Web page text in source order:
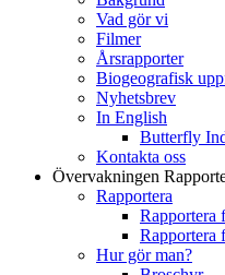
Vad gör vi
Filmer
Årsrapporter
Biogeografisk
Nyhetsbrev
In English
Butterfly
Kontakta oss
Övervakningen
Rapportera
Rapportera
Rapportera
Hur gör man?